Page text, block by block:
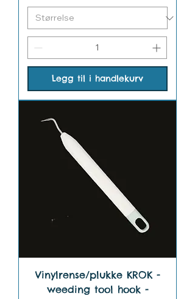
Legg til i handlekurv
Vinylrense/plukke KROK -
weeding tool hook -